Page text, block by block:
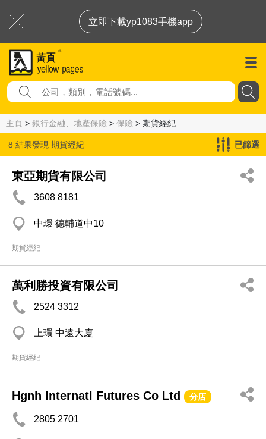
立即下載yp1083手機app
主頁 > 銀行金融、地產保險 > 保險 > 期貨經紀
8 結果發現 期貨經紀 已篩選
東亞期貨有限公司
3608 8181
中環 德輔道中10
期貨經紀
萬利勝投資有限公司
2524 3312
上環 中遠大廈
期貨經紀
Hgnh Internatl Futures Co Ltd 分店
2805 2701